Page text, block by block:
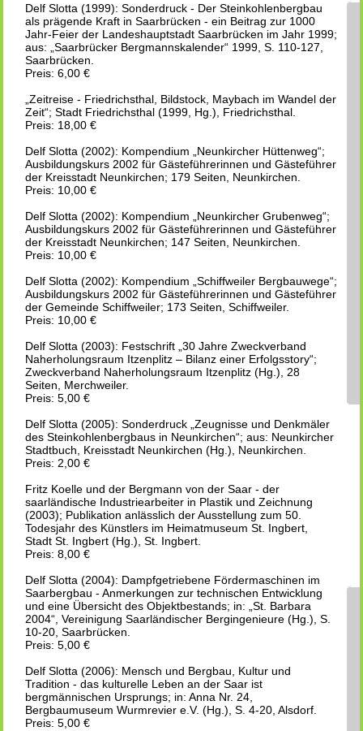
Delf Slotta (1999): Sonderdruck - Der Steinkohlenbergbau
als prägende Kraft in Saarbrücken - ein Beitrag zur 1000
Jahr-Feier der Landeshauptstadt Saarbrücken im Jahr 1999;
aus: „Saarbrücker Bergmannskalender“ 1999, S. 110-127,
Saarbrücken.
Preis: 6,00 €
„Zeitreise - Friedrichsthal, Bildstock, Maybach im Wandel der
Zeit“; Stadt Friedrichsthal (1999, Hg.), Friedrichsthal.
Preis: 18,00 €
Delf Slotta (2002): Kompendium „Neunkircher Hüttenweg“;
Ausbildungskurs 2002 für Gästeführerinnen und Gästeführer
der Kreisstadt Neunkirchen; 179 Seiten, Neunkirchen.
Preis: 10,00 €
Delf Slotta (2002): Kompendium „Neunkircher Grubenweg“;
Ausbildungskurs 2002 für Gästeführerinnen und Gästeführer
der Kreisstadt Neunkirchen; 147 Seiten, Neunkirchen.
Preis: 10,00 €
Delf Slotta (2002): Kompendium „Schiffweiler Bergbauwege“;
Ausbildungskurs 2002 für Gästeführerinnen und Gästeführer
der Gemeinde Schiffweiler; 173 Seiten, Schiffweiler.
Preis: 10,00 €
Delf Slotta (2003): Festschrift „30 Jahre Zweckverband
Naherholungsraum Itzenplitz – Bilanz einer Erfolgsstory“;
Zweckverband Naherholungsraum Itzenplitz (Hg.), 28
Seiten, Merchweiler.
Preis: 5,00 €
Delf Slotta (2005): Sonderdruck „Zeugnisse und Denkmäler
des Steinkohlenbergbaus in Neunkirchen“; aus: Neunkircher
Stadtbuch, Kreisstadt Neunkirchen (Hg.), Neunkirchen.
Preis: 2,00 €
Fritz Koelle und der Bergmann von der Saar - der
saarländische Industriearbeiter in Plastik und Zeichnung
(2003); Publikation anlässlich der Ausstellung zum 50.
Todesjahr des Künstlers im Heimatmuseum St. Ingbert,
Stadt St. Ingbert (Hg.), St. Ingbert.
Preis: 8,00 €
Delf Slotta (2004): Dampfgetriebene Fördermaschinen im
Saarbergbau - Anmerkungen zur technischen Entwicklung
und eine Übersicht des Objektbestands; in: „St. Barbara
2004“, Vereinigung Saarländischer Bergingenieure (Hg.), S.
10-20, Saarbrücken.
Preis: 5,00 €
Delf Slotta (2006): Mensch und Bergbau, Kultur und
Tradition - das kulturelle Leben an der Saar ist
bergmännischen Ursprungs; in: Anna Nr. 24,
Bergbaumuseum Wurmrevier e.V. (Hg.), S. 4-20, Alsdorf.
Preis: 5,00 €